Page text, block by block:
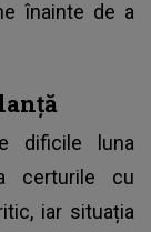
înainte de a
dificile luna
certurile cu
iar situația